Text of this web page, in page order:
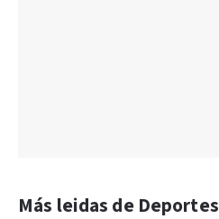
Más leidas de Deportes